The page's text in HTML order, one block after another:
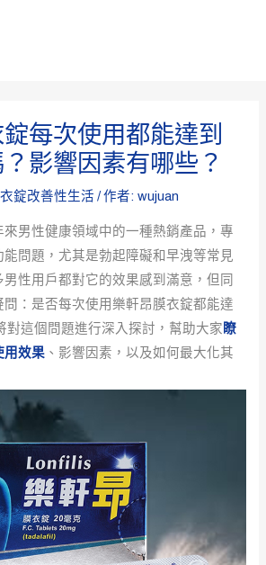
每次使用都能達到
影響因素有哪些？
錠改善性生活 / 作者:wujuan
男性健康領域中的一種熱銷產品，專
問題，尤其是勃起障礙和早洩等常見
性用戶都對它的效果感到滿意，但同
問：是否每次使用樂軒昂膜衣錠都能達
對這個問題進行深入探討，幫助大家瞭
用效果 、影響因素，以及如何最大化其